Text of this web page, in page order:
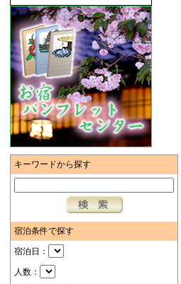
キーワードから探す
宿泊条件で探す
宿泊日：
人数：